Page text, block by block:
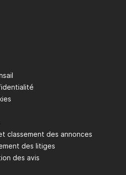
classement des annonces
des litiges
des avis